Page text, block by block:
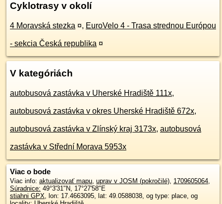
Cyklotrasy v okolí
4 Moravská stezka ¤, EuroVelo 4 - Trasa strednou Európou
- sekcia Česká republika ¤
V kategóriách
autobusová zastávka v Uherské Hradiště 111x,
autobusová zastávka v okres Uherské Hradiště 672x,
autobusová zastávka v Zlínský kraj 3173x, autobusová
zastávka v Střední Morava 5953x
Viac o bode
Viac info: aktualizovať mapu, uprav v JOSM (pokročilé), 1709605064,
Súradnice: 49°3'31"N, 17°27'58"E
stiahni GPX, lon: 17.4663095, lat: 49.0588038, og type: place, og